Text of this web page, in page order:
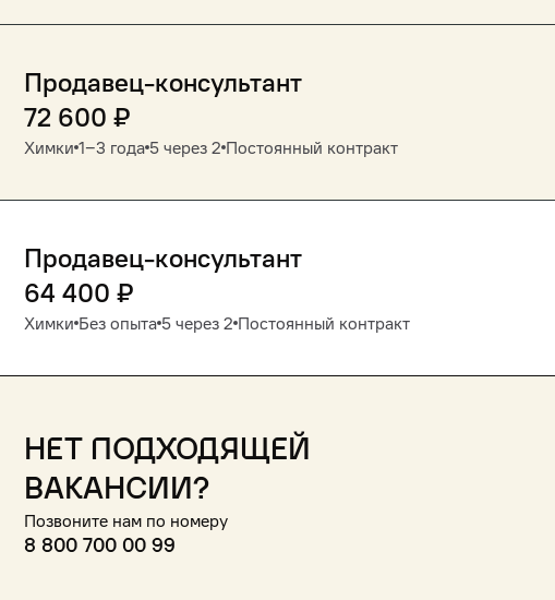
Продавец-консультант
72 600 ₽
Химки 1‒3 года 5 через 2 Постоянный контракт
Продавец-консультант
64 400 ₽
Химки Без опыта 5 через 2 Постоянный контракт
Нет подходящей
вакансии?
Позвоните нам по номеру
8 800 700 00 99